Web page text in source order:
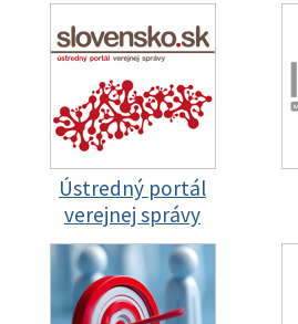
Ústredný portál
verejnej správy